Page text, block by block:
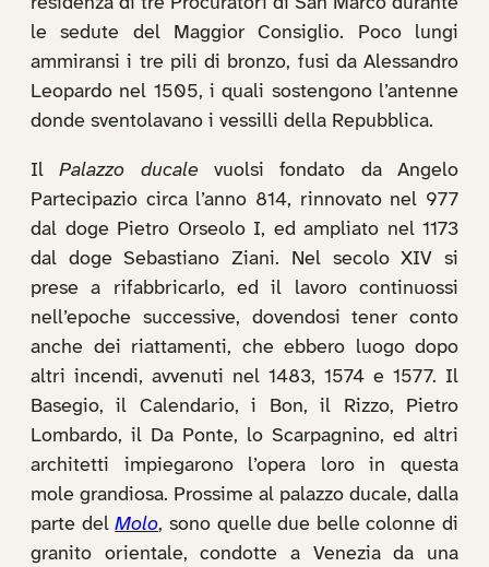
le sedute del Maggior Consiglio. Poco lungi
ammiransi i tre pili di bronzo, fusi da Alessandro
Leopardo nel 1505, i quali sostengono l’antenne
donde sventolavano i vessilli della Repubblica.
IlPalazzo ducale vuolsi fondato da Angelo
Partecipazio circa l’anno 814, rinnovato nel 977
dal doge Pietro Orseolo I, ed ampliato nel 1173
dal doge Sebastiano Ziani. Nel secolo XIV si
prese a rifabbricarlo, ed il lavoro continuossi
nell’epoche successive, dovendosi tener conto
anche dei riattamenti, che ebbero luogo dopo
altri incendi, avvenuti nel 1483, 1574 e 1577. Il
Basegio, il Calendario, i Bon, il Rizzo, Pietro
Lombardo, il Da Ponte, lo Scarpagnino, ed altri
architetti impiegarono l’opera loro in questa
mole grandiosa. Prossime al palazzo ducale, dalla
parte delMolo, sono quelle due belle colonne di
granito orientale, condotte a Venezia da una